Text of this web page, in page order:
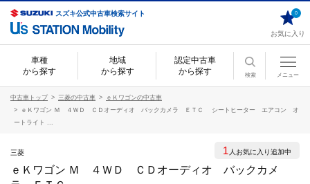
スズキ公式中古車検索サイト
お気に入り
0
車種
から探す
地域
から探す
認定中古車
から探す
検索 メニュー
中古車トップ 三菱の中古車
ｅＫワゴンの中古車
ｅＫワゴン Ｍ ４ＷＤ ＣＤオーディオ バックカメラ ＥＴＣ シートヒーター エアコン オ
ートライト ...
三菱
ｅＫワゴン Ｍ ４ＷＤ ＣＤオーディオ バックカメ
1 人お気に入り追加中